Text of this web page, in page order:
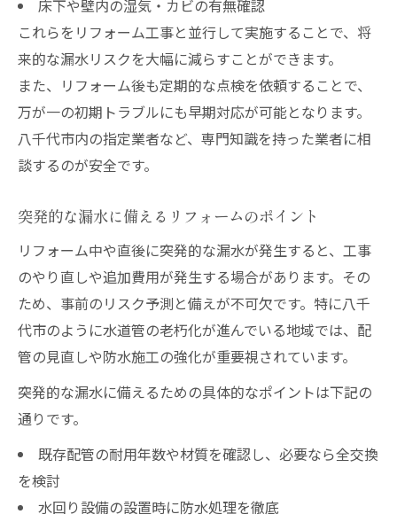
床下や壁内の湿気・カビの有無確認
これらをリフォーム工事と並行して実施することで、将
来的な漏水リスクを大幅に減らすことができます。
また、リフォーム後も定期的な点検を依頼することで、
万が一の初期トラブルにも早期対応が可能となります。
八千代市内の指定業者など、専門知識を持った業者に相
談するのが安全です。
突発的な漏水に備えるリフォームのポイント
リフォーム中や直後に突発的な漏水が発生すると、工事
のやり直しや追加費用が発生する場合があります。その
ため、事前のリスク予測と備えが不可欠です。特に八千
代市のように水道管の老朽化が進んでいる地域では、配
管の見直しや防水施工の強化が重要視されています。
突発的な漏水に備えるための具体的なポイントは下記の
通りです。
既存配管の耐用年数や材質を確認し、必要なら全交換
を検討
水回り設備の設置時に防水処理を徹底